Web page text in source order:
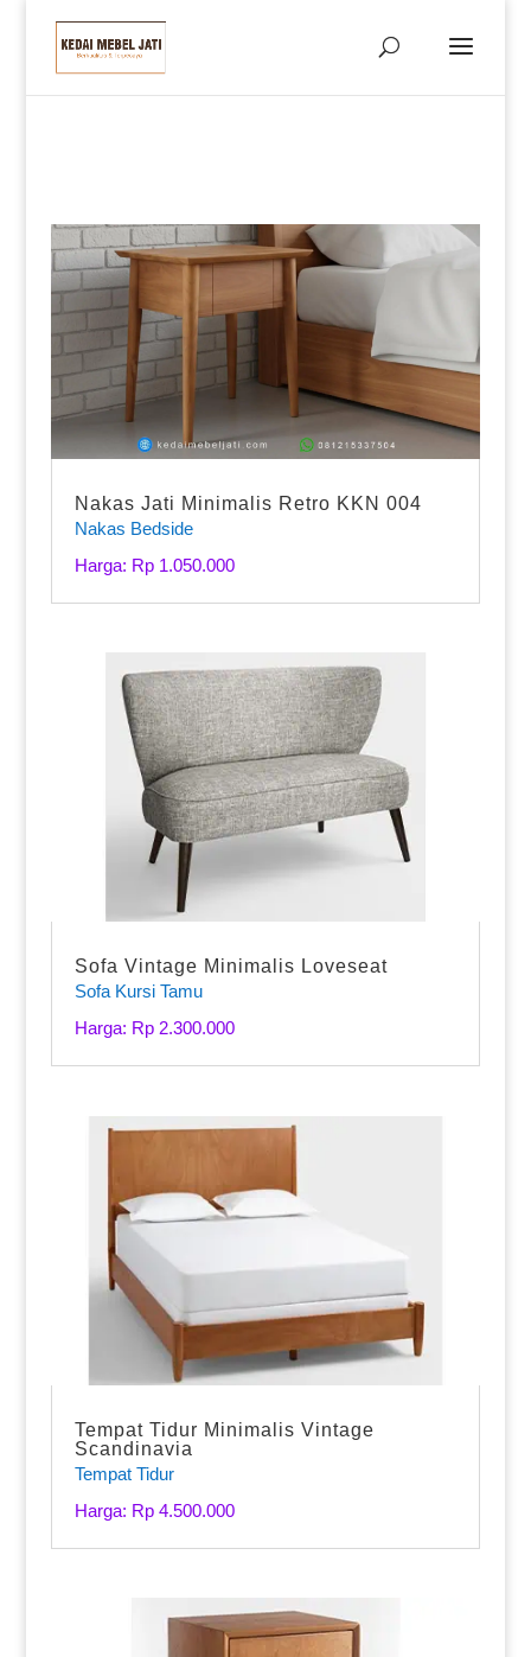
Nakas Jati Minimalis Retro KKN 004
Nakas Bedside
Harga: Rp 1.050.000
Sofa Vintage Minimalis Loveseat
Sofa Kursi Tamu
Harga: Rp 2.300.000
Tempat Tidur Minimalis Vintage
Scandinavia
Tempat Tidur
Harga: Rp 4.500.000